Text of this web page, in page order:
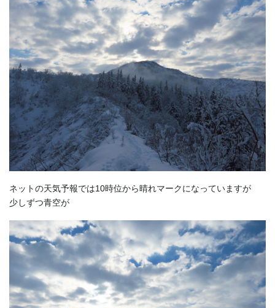
ネットの天気予報では10時位から晴れマークになっていますが
少しずつ青空が